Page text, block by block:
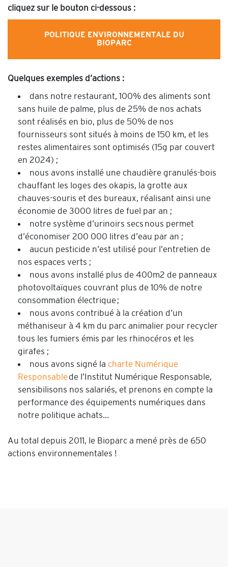
cliquez sur le bouton ci-dessous :
POLITIQUE ENVIRONNEMENTALE DU
BIOPARC
Quelques exemples d’actions :
dans notre restaurant, 100% des aliments sont
sans huile de palme, plus de 25% de nos achats
sont réalisés en bio, plus de 50% de nos
fournisseurs sont situés à moins de 150 km, et les
restes alimentaires sont optimisés (15g par couvert
en 2024) ;
nous avons installé une chaudière granulés-bois
chauffant les loges des okapis, la grotte aux
chauves-souris et des bureaux, réalisant ainsi une
économie de 3000 litres de fuel par an ;
notre système d’urinoirs secs nous permet
d’économiser 200 000 litres d’eau par an ;
aucun pesticide n’est utilisé pour l’entretien de
nos espaces verts ;
nous avons installé plus de 400m2 de panneaux
photovoltaïques couvrant plus de 10% de notre
consommation électrique ;
nous avons contribué à la création d’un
méthaniseur à 4 km du parc animalier pour recycler
tous les fumiers émis par les rhinocéros et les
girafes ;
nous avons signé la charte Numérique
Responsablede l’Institut Numérique Responsable,
sensibilisons nos salariés, et prenons en compte la
performance des équipements numériques dans
notre politique achats…
Au total depuis 2011, le Bioparc a mené près de 650
actions environnementales !